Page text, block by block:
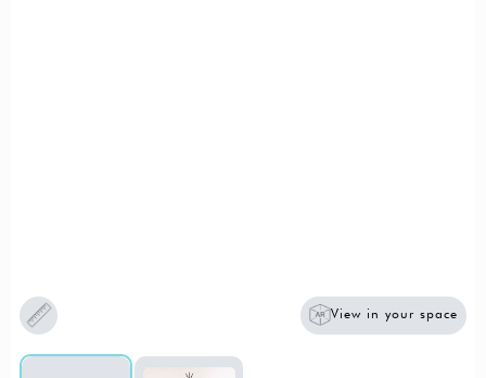
View in your space